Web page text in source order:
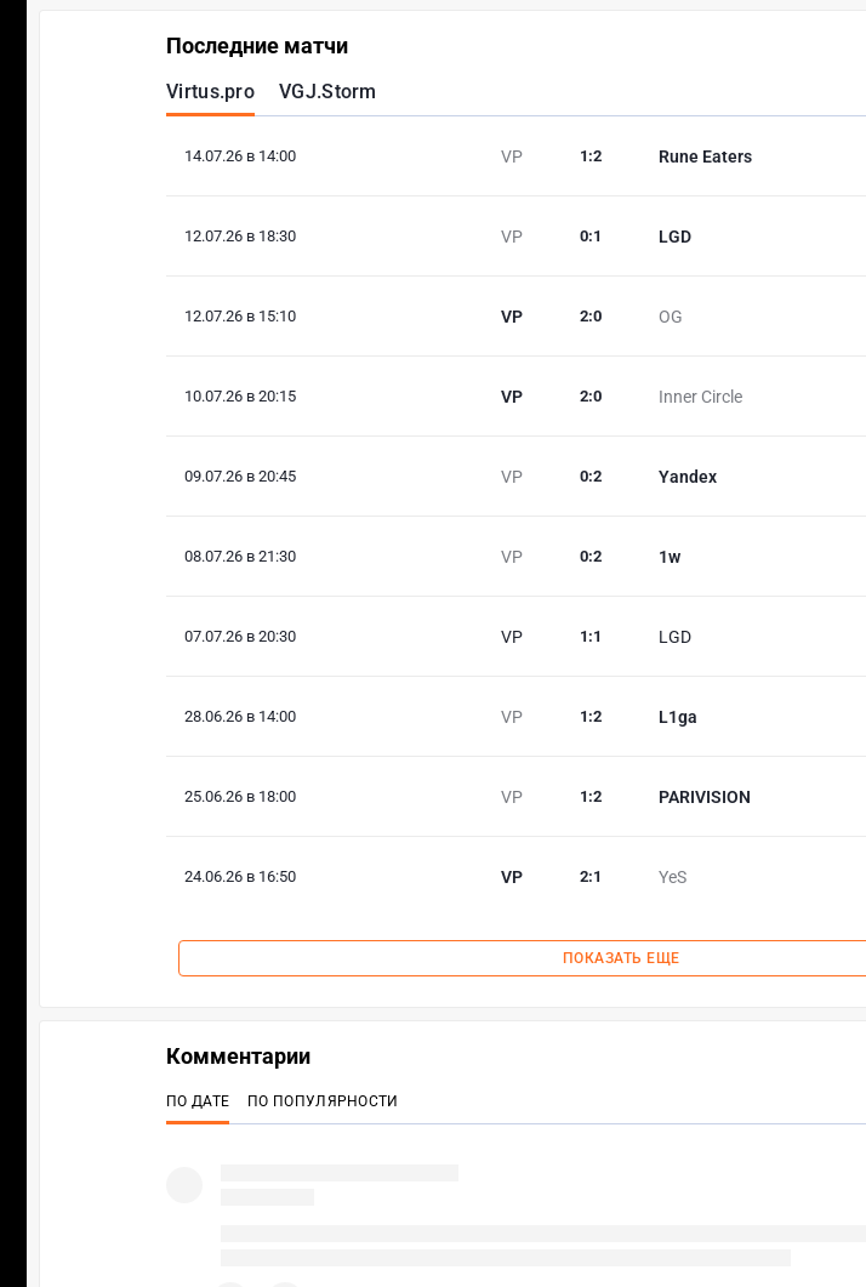
Последние матчи
Virtus.pro VGJ.Storm
14.07.26 в 14:00 VP Rune Eaters
1 :2
12.07.26 в 18:30 VP LGD
0:1
12.07.26 в 15:10 VP OG
2:0
10.07.26 в 20:15 VP Inner Circle
2:0
09.07.26 в 20:45 VP Yandex
0:2
08.07.26 в 21:30 VP 1w
0:2
07.07.26 в 20:30 VP LGD
1 :1
28.06.26 в 14:00 VP L1ga
1 :2
25.06.26 в 18:00 VP PARIVISION
1 :2
24.06.26 в 16:50 VP YeS
2:1
ПОКАЗАТЬ ЕЩЕ
Комментарии
ПО ДАТЕ ПО ПОПУЛЯРНОСТИ